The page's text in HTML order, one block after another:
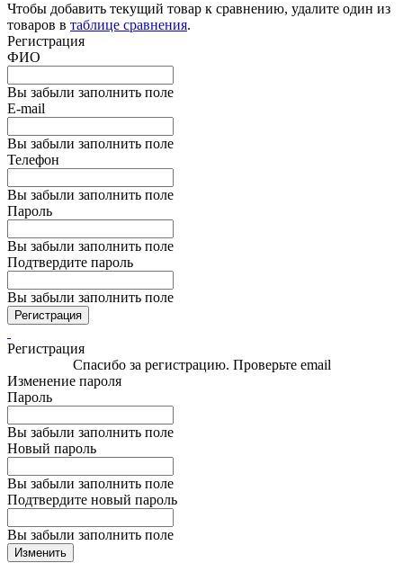
Чтобы добавить текущий товар к сравнению, удалите один из
товаров в таблице сравнения.
Регистрация
ФИО
Вы забыли заполнить поле
E-mail
Вы забыли заполнить поле
Телефон
Вы забыли заполнить поле
Пароль
Вы забыли заполнить поле
Подтвердите пароль
Вы забыли заполнить поле
Регистрация
Регистрация
Спасибо за регистрацию. Проверьте email
Изменение пароля
Пароль
Вы забыли заполнить поле
Новый пароль
Вы забыли заполнить поле
Подтвердите новый пароль
Вы забыли заполнить поле
Изменить